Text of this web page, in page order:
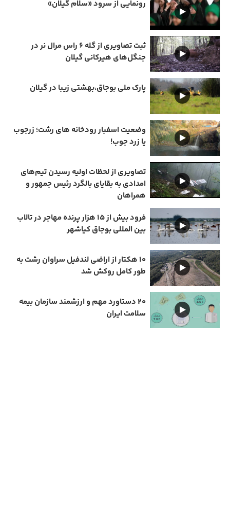
رونمایی از سرود «سلام گیلان»
ثبت تصاویری از گله ۶ راس مرال نر در
جنگل‌های هیرکانی گیلان
پارک ملی بوجاق،بهشتی زیبا در گیلان
وضعیت اسفبار رودخانه های رشت؛ زرجوب
یا زرد جوب!
تصاویری از لحظات اولیه رسیدن تیم‌های
امدادی به بقایای بالگرد رئیس جمهور و
همراهان
فرود بیش از ۱۵ هزار پرنده مهاجر در تالاب
بین المللی بوجاق کیاشهر
۱۰ هکتار از اراضی لندفیل سراوان رشت به
طور کامل روکش شد
۲۰ دستاورد مهم و ارزشمند سازمان بیمه
سلامت ایران